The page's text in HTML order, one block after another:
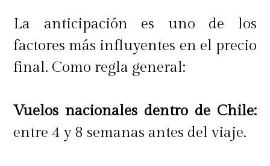
Para Claudio Iturra, estos
bolsillos, pero si me tuviera que
quedar con alguno, Machu Picchu
La anticipación es uno de los
factores más influyentes en el precio
final. Como regla general:
Vuelos nacionales dentro de Chile:
entre 4 y 8 semanas antes del viaje.